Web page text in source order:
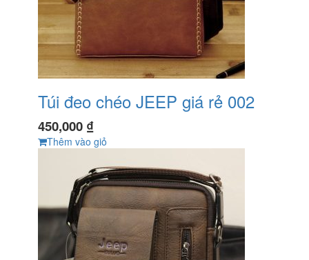
Túi đeo chéo JEEP giá rẻ 002
450,000 ₫
Thêm vào giỏ